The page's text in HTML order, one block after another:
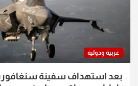
عربية ودولية
بعد استهداف سفينة